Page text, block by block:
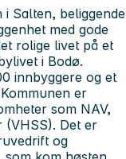
i Salten, beliggende
med gode
rolige livet på et
i Bodø.
innbyggere og et
er
som NAV,
(VHSS). Det er
og